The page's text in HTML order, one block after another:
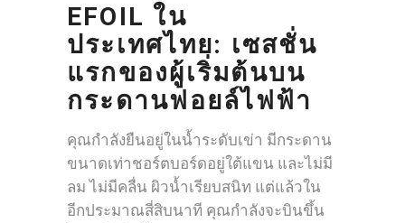
EFOIL ใน
ประเทศไทย: เซสชั่น
แรกของผู้เริ่มต้นบน
กระดานฟอยล์ไฟฟ้า
คุณกำลังยืนอยู่ในน้ำระดับเข่า มีกระดาน
ขนาดเท่าชอร์ตบอร์ดอยู่ใต้แขน และไม่มี
ลม ไม่มีคลื่น ผิวน้ำเรียบสนิท แต่แล้วใน
อีกประมาณสี่สิบนาที คุณกำลังจะบินขึ้น